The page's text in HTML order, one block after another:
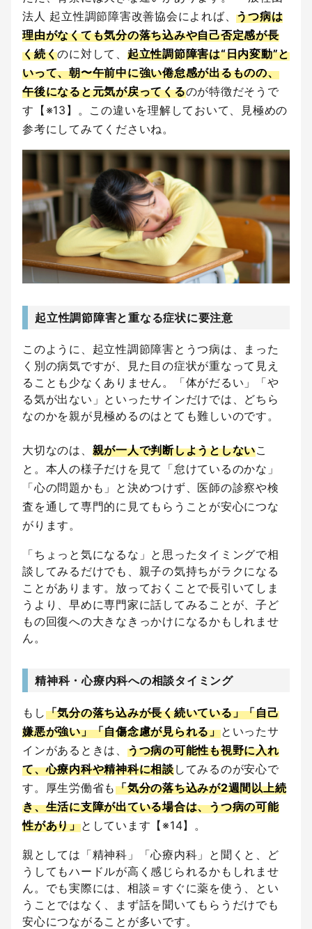
法人 起立性調節障害改善協会によれば、うつ病は
理由がなくても気分の落ち込みや自己否定感が長
く続くのに対して、 起立性調節障害は“日内変動”と
いって、朝〜午前中に強い倦怠感が出るものの、
午後になると元気が戻ってくるのが特徴だそうで
す【※13】。この違いを理解しておいて、見極めの
参考にしてみてくださいね。
起立性調節障害と重なる症状に要注意
このように、起立性調節障害とうつ病は、まった
く別の病気ですが、見た目の症状が重なって見え
ることも少なくありません。「体がだるい」「や
る気が出ない」といったサインだけでは、どちら
なのかを親が見極めるのはとても難しいのです。
大切なのは、 親が一人で判断しようとしないこ
と。本人の様子だけを見て「怠けているのかな」
「心の問題かも」と決めつけず、医師の診察や検
査を通して専門的に見てもらうことが安心につな
がります。
「ちょっと気になるな」と思ったタイミングで相
談してみるだけでも、親子の気持ちがラクになる
ことがあります。放っておくことで長引いてしま
うより、早めに専門家に話してみることが、子ど
もの回復への大きなきっかけになるかもしれませ
ん。
精神科・心療内科への相談タイミング
もし「気分の落ち込みが長く続いている」「自己
嫌悪が強い」「自傷念慮が見られる」といったサ
インがあるときは、 うつ病の可能性も視野に入れ
て、心療内科や精神科に相談してみるのが安心で
す。厚生労働省も「気分の落ち込みが2週間以上続
き、生活に支障が出ている場合は、うつ病の可能
性があり」としています【※14】。
親としては「精神科」「心療内科」と聞くと、ど
うしてもハードルが高く感じられるかもしれませ
ん。でも実際には、相談＝すぐに薬を使う、とい
うことではなく、まず話を聞いてもらうだけでも
安心につながることが多いです。